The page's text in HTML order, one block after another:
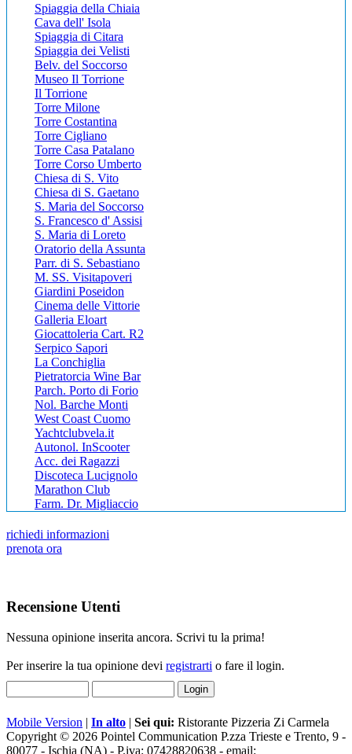
Spiaggia della Chiaia
Cava dell' Isola
Spiaggia di Citara
Spiaggia dei Velisti
Belv. del Soccorso
Museo Il Torrione
Il Torrione
Torre Milone
Torre Costantina
Torre Cigliano
Torre Casa Patalano
Torre Corso Umberto
Chiesa di S. Vito
Chiesa di S. Gaetano
S. Maria del Soccorso
S. Francesco d' Assisi
S. Maria di Loreto
Oratorio della Assunta
Parr. di S. Sebastiano
M. SS. Visitapoveri
Giardini Poseidon
Cinema delle Vittorie
Galleria Eloart
Giocattoleria Cart. R2
Serpico Sapori
La Conchiglia
Pietratorcia Wine Bar
Parch. Porto di Forio
Nol. Barche Monti
West Coast Cuomo
Yachtclubvela.it
Autonol. InScooter
Acc. dei Ragazzi
Discoteca Lucignolo
Marathon Club
Farm. Dr. Migliaccio
richiedi informazioni
prenota ora
Recensione Utenti
Nessuna opinione inserita ancora. Scrivi tu la prima!
Per inserire la tua opinione devi registrarti o fare il login.
Mobile Version | In alto | Sei qui: Ristorante Pizzeria Zi Carmela
Copyright © 2026 Pointel Communication P.zza Trieste e Trento, 9 -
80077 - Ischia (NA) - P.iva: 07428820638 - email: